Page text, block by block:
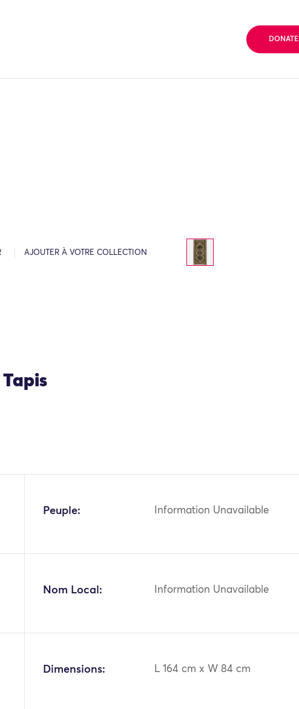
DONATE
AJOUTER À VOTRE COLLECTION
Tapis
Peuple: Information Unavailable
Nom Local: Information Unavailable
Dimensions: L 164 cm x W 84 cm